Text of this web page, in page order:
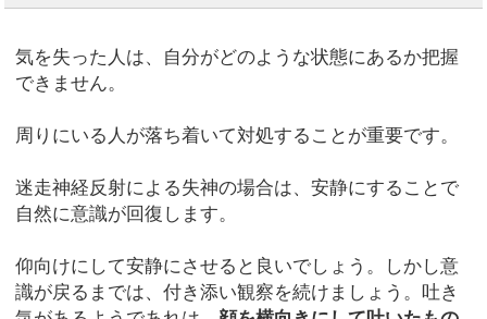
気を失った人は、自分がどのような状態にあるか把握
できません。
周りにいる人が落ち着いて対処することが重要です。
迷走神経反射による失神の場合は、安静にすることで
自然に意識が回復します。
仰向けにして安静にさせると良いでしょう。しかし意
識が戻るまでは、付き添い観察を続けましょう。吐き